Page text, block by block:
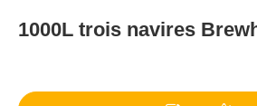
1000L trois navires